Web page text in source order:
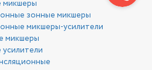
микшеры
зонные микшеры
микшеры-усилители
микшеры